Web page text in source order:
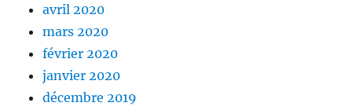
avril 2020
mars 2020
février 2020
janvier 2020
décembre 2019